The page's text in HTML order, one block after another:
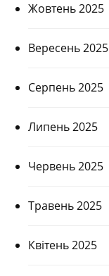
Жовтень 2025
Вересень 2025
Серпень 2025
Липень 2025
Червень 2025
Травень 2025
Квітень 2025